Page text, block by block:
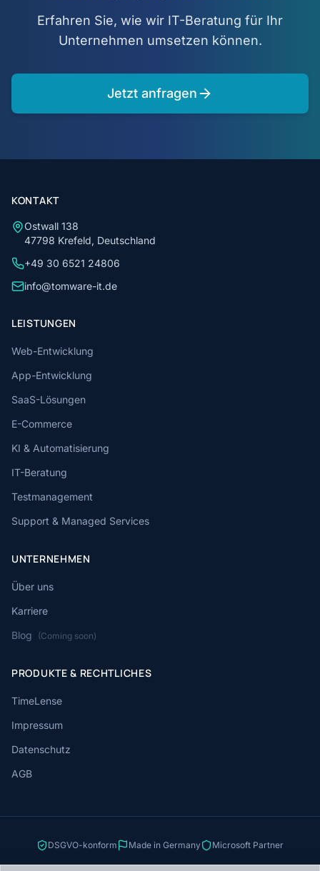
Erfahren Sie, wie wir IT-Beratung für Ihr
Unternehmen umsetzen können.
Jetzt anfragen
KONTAKT
Ostwall 138
47798 Krefeld, Deutschland
+49 30 6521 24806
info@tomware-it.de
LEISTUNGEN
Web-Entwicklung
App-Entwicklung
SaaS-Lösungen
E-Commerce
KI & Automatisierung
IT-Beratung
Testmanagement
Support & Managed Services
UNTERNEHMEN
Über uns
Karriere
Blog
(Coming soon)
PRODUKTE & RECHTLICHES
TimeLense
Impressum
Datenschutz
AGB
DSGVO-konform Made in Germany Microsoft Partner